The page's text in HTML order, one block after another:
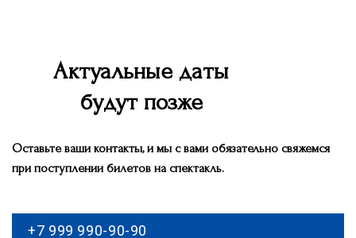
Актуальные даты
будут позже
Оставьте ваши контакты, и мы c вами обязательно свяжемся
при поступлении билетов на спектакль.